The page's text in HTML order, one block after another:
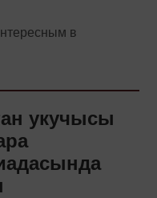
в
укучысы